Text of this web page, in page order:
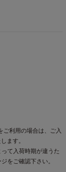
ご利用の場合は、ご入
ます。
て入荷時期が違うた
をご確認下さい。